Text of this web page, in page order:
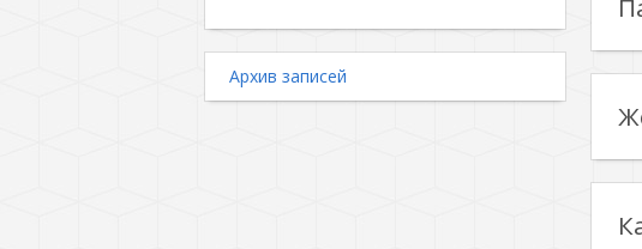
Архив записей